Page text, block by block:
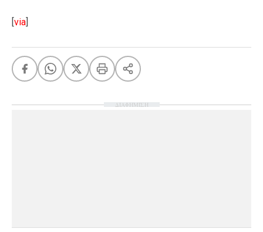
[via]
ΔΙΑΦΗΜΙΣΗ